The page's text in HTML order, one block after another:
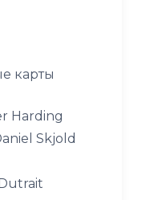
карты
Harding
Skjold